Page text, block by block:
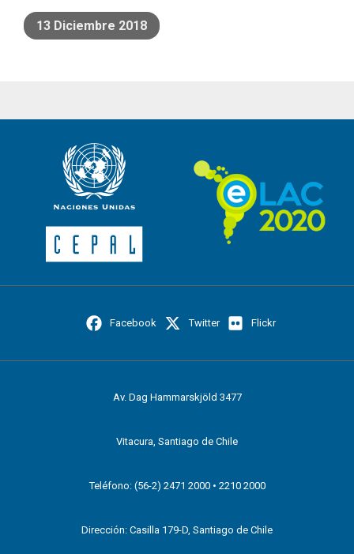
13 Diciembre 2018
Facebook Twitter Flickr
Av. Dag Hammarskjöld 3477
Vitacura, Santiago de Chile
Teléfono: (56-2) 2471 2000 • 2210 2000
Dirección: Casilla 179-D, Santiago de Chile